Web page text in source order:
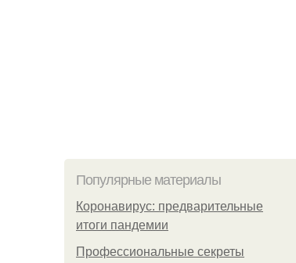
Популярные материалы
Коронавирус: предварительные
итоги пандемии
Профессиональные секреты